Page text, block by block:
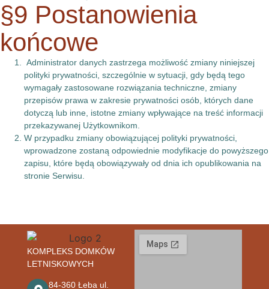
§9 Postanowienia
końcowe
Administrator danych zastrzega możliwość zmiany niniejszej
polityki prywatności, szczególnie w sytuacji, gdy będą tego
wymagały zastosowane rozwiązania techniczne, zmiany
przepisów prawa w zakresie prywatności osób, których dane
dotyczą lub inne, istotne zmiany wpływające na treść informacji
przekazywanej Użytkownikom.
W przypadku zmiany obowiązującej polityki prywatności,
wprowadzone zostaną odpowiednie modyfikacje do powyższego
zapisu, które będą obowiązywały od dnia ich opublikowania na
stronie Serwisu.
KOMPLEKS DOMKÓW
LETNISKOWYCH
84-360 Łeba ul.